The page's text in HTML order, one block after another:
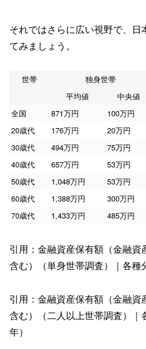
それではさらに広い視野で、
てみましょう。
世帯 独身世帯
平均値
中央値
全国
871万円 100万円
20歳代
176万円 20万円
30歳代
494万円 75万円
40歳代
657万円 53万円
50歳代
1,048万円 53万円
60歳代
1,388万円 300万円
70歳代
1,433万円 485万円
引用：金融資産保有額（金融
含む）（単身世帯調査）｜各種
引用：金融資産保有額（金融
含む）（二人以上世帯調査）
年）